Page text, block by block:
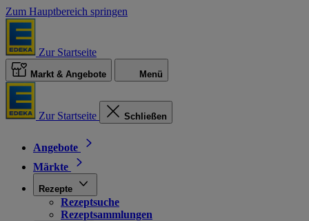
Zum Hauptbereich springen
Zur Startseite
Markt & Angebote Menü
Zur Startseite Schließen
Angebote
Märkte
Rezepte
Rezeptsuche
Rezeptsammlungen